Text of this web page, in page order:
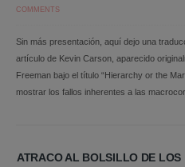
COMMENTS
Sin más presentación, aquí dejo una
artículo de Kevin Carson, aparecido
Freeman bajo el título “Hierarchy or the
mostrar los fallos inherentes a las
ATRACO AL BOLSILLO DE LOS